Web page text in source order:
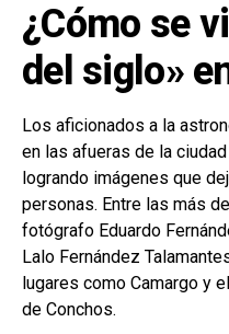
¿Cómo se
del siglo»
Los aficionados a la
en las afueras de la
logrando imágenes que
personas. Entre las más
fotógrafo Eduardo
Lalo Fernández
lugares como Camargo y
de Conchos.